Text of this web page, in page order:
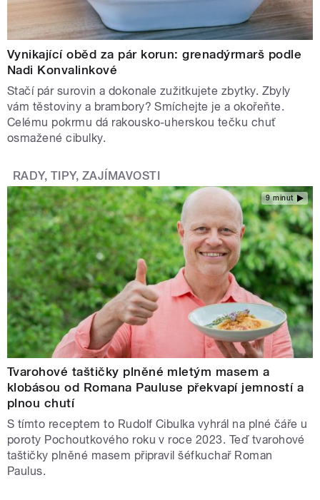
Vynikající oběd za pár korun: grenadýrmarš podle
Nadi Konvalinkové
Stačí pár surovin a dokonale zužitkujete zbytky. Zbyly
vám těstoviny a brambory? Smíchejte je a okořeňte.
Celému pokrmu dá rakousko-uherskou tečku chuť
osmažené cibulky.
RADY, TIPY, ZAJÍMAVOSTI
9 minut
Tvarohové taštičky plněné mletým masem a
klobásou od Romana Pauluse překvapí jemností a
plnou chutí
S tímto receptem to Rudolf Cibulka vyhrál na plné čáře u
poroty Pochoutkového roku v roce 2023. Teď tvarohové
taštičky plněné masem připravil šéfkuchař Roman
Paulus.